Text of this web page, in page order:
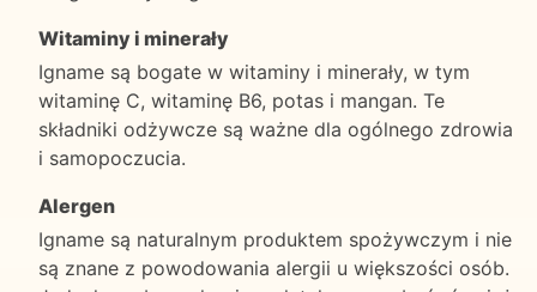
Witaminy i minerały
Igname są bogate w witaminy i minerały, w tym
witaminę C, witaminę B6, potas i mangan. Te
składniki odżywcze są ważne dla ogólnego zdrowia
i samopoczucia.
Alergen
Igname są naturalnym produktem spożywczym i nie
są znane z powodowania alergii u większości osób.